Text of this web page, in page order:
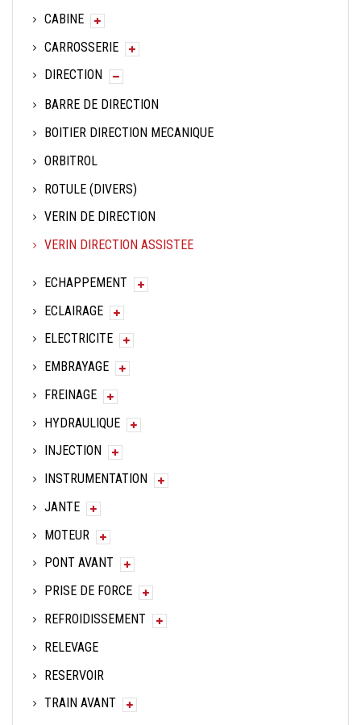
CABINE
CARROSSERIE
DIRECTION
BARRE DE DIRECTION
BOITIER DIRECTION MECANIQUE
ORBITROL
ROTULE (DIVERS)
VERIN DE DIRECTION
VERIN DIRECTION ASSISTEE
ECHAPPEMENT
ECLAIRAGE
ELECTRICITE
EMBRAYAGE
FREINAGE
HYDRAULIQUE
INJECTION
INSTRUMENTATION
JANTE
MOTEUR
PONT AVANT
PRISE DE FORCE
REFROIDISSEMENT
RELEVAGE
RESERVOIR
TRAIN AVANT